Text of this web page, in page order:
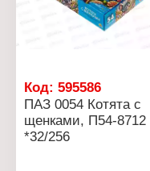
Код: 595586
ПАЗ 0054 Котята с
щенками, П54-8712
*32/256